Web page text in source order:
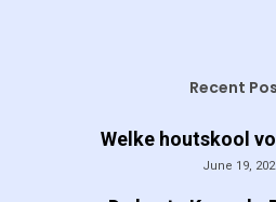
Recent
Welke houtskool
June 19,